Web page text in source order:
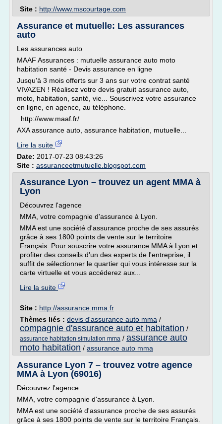
Site : http://www.mscourtage.com
Assurance et mutuelle: Les assurances
auto
Les assurances auto
MAAF Assurances : mutuelle assurance auto moto
habitation santé - Devis assurance en ligne
Jusqu'à 3 mois offerts sur 3 ans sur votre contrat santé
VIVAZEN ! Réalisez votre devis gratuit assurance auto,
moto, habitation, santé, vie... Souscrivez votre assurance
en ligne, en agence, au téléphone.
http://www.maaf.fr/
AXA assurance auto, assurance habitation, mutuelle...
Lire la suite
Date: 2017-07-23 08:43:26
Site : assuranceetmutuelle.blogspot.com
Assurance Lyon – trouvez un agent MMA à
Lyon
Découvrez l'agence
MMA, votre compagnie d'assurance à Lyon.
MMA est une société d'assurance proche de ses assurés
grâce à ses 1800 points de vente sur le territoire
Français. Pour souscrire votre assurance MMA à Lyon et
profiter des conseils d'un des experts de l'entreprise, il
suffit de sélectionner le quartier qui vous intéresse sur la
carte virtuelle et vous accéderez aux...
Lire la suite
Site : http://assurance.mma.fr
Thèmes liés : devis d'assurance auto mma /
compagnie d'assurance auto et habitation /
assurance habitation simulation mma / assurance auto
moto habitation / assurance auto mma
Assurance Lyon 7 – trouvez votre agence
MMA à Lyon (69016)
Découvrez l'agence
MMA, votre compagnie d'assurance à Lyon.
MMA est une société d'assurance proche de ses assurés
grâce à ses 1800 points de vente sur le territoire Français.